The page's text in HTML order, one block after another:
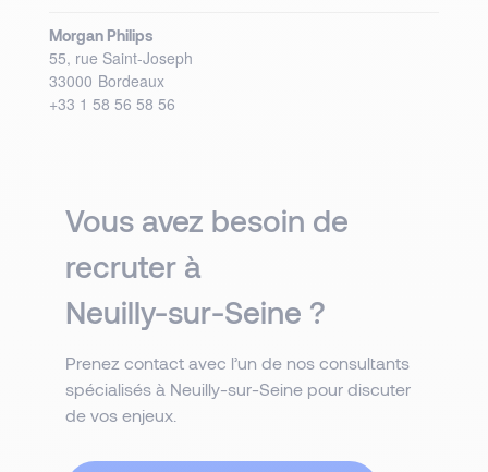
Morgan Philips
55, rue Saint-Joseph
33000 Bordeaux
+33 1 58 56 58 56
Vous avez besoin de
recruter à
Neuilly-sur-Seine ?
Prenez contact avec l’un de nos consultants
spécialisés à Neuilly-sur-Seine pour discuter
de vos enjeux.